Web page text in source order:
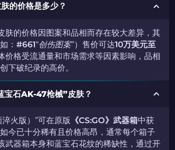
的价格是多少？
肤的价格因图案和品相而存在较大差异，其
：#661“创伤图案”）售价可达10万美元至
价格受流通量和市场需求等因素影响，品相
下破纪录的高价。
宝石AK-47枪械”皮肤？
火版）”可在原版 《CS:GO》武器箱中获
今已十分稀有且价格高昂，通常每个箱子
武器箱本身和蓝宝石花纹的稀缺性，通过开